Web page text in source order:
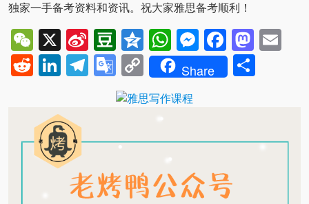
独家一手备考资料和资讯。祝大家雅思备考顺利！
WeChat
X
Sina
Weibo
Douban
QzoneWhatsApp
Messenger
RedditLinkedIn
Telegram
Google
Translate
Copy
Link
Share